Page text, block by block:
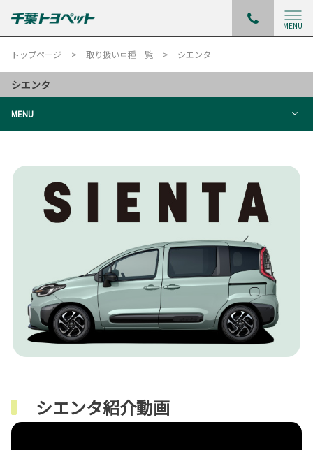
MENU
トップページ 取り扱い車種一覧 シエンタ
シエンタ
MENU
シエンタ紹介動画